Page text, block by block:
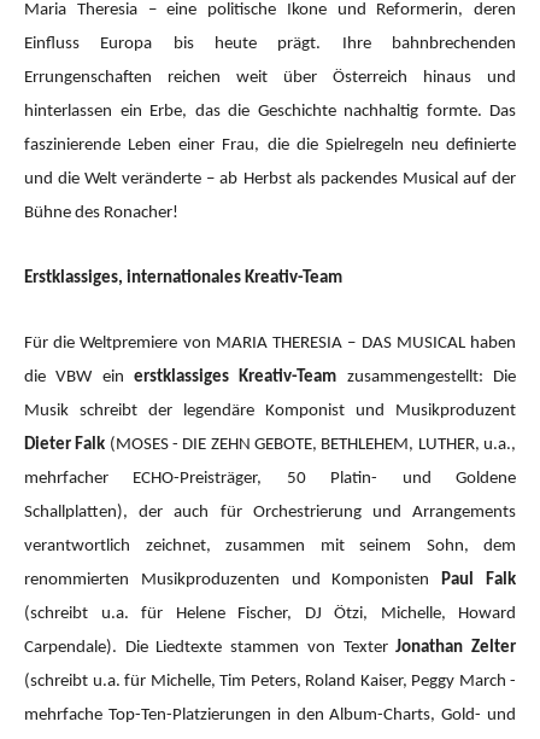
Maria Theresia – eine politische Ikone und Reformerin, deren
Einfluss Europa bis heute prägt. Ihre bahnbrechenden
Errungenschaften reichen weit über Österreich hinaus und
hinterlassen ein Erbe, das die Geschichte nachhaltig formte. Das
faszinierende Leben einer Frau, die die Spielregeln neu definierte
und die Welt veränderte – ab Herbst als packendes Musical auf der
Bühne des Ronacher!
Erstklassiges, internationales Kreativ-Team
Für die Weltpremiere von MARIA THERESIA – DAS MUSICAL haben
die VBW ein erstklassiges Kreativ-Team zusammengestellt: Die
Musik schreibt der legendäre Komponist und Musikproduzent
Dieter Falk (MOSES - DIE ZEHN GEBOTE, BETHLEHEM, LUTHER, u.a.,
mehrfacher ECHO-Preisträger, 50 Platin- und Goldene
Schallplatten), der auch für Orchestrierung und Arrangements
verantwortlich zeichnet, zusammen mit seinem Sohn, dem
renommierten Musikproduzenten und KomponistenPaul Falk
(schreibt u.a. für Helene Fischer, DJ Ötzi, Michelle, Howard
Carpendale). Die Liedtexte stammen von TexterJonathan Zelter
(schreibt u.a. für Michelle, Tim Peters, Roland Kaiser, Peggy March -
mehrfache Top-Ten-Platzierungen in den Album-Charts, Gold- und